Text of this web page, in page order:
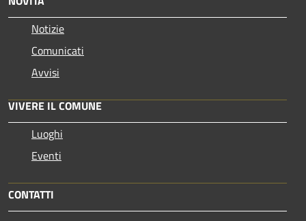
Notizie
Comunicati
Avvisi
VIVERE IL COMUNE
Luoghi
Eventi
CONTATTI